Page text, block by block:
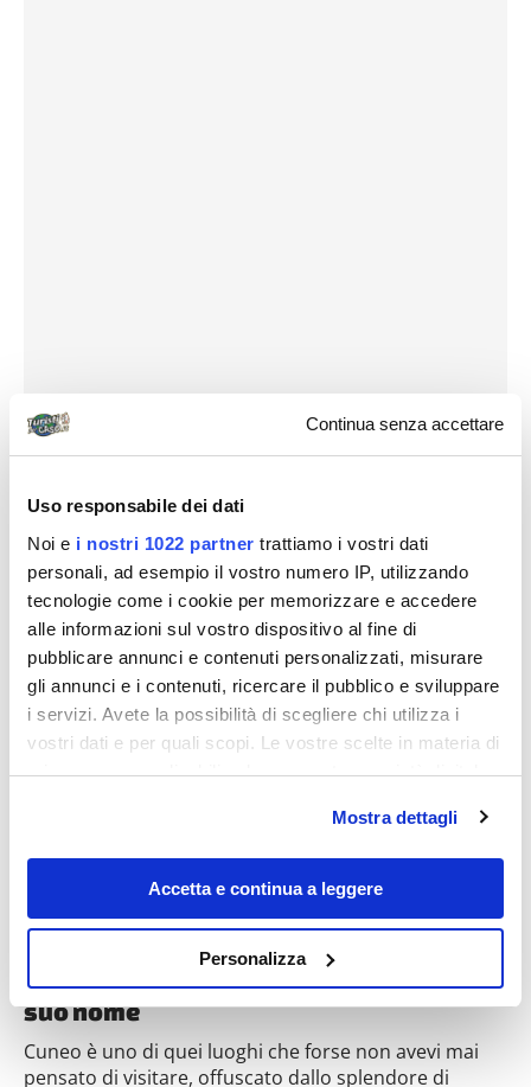
Continua senza accettare
Uso responsabile dei dati
Noi e i nostri 1022 partner trattiamo i vostri dati
personali, ad esempio il vostro numero IP, utilizzando
tecnologie come i cookie per memorizzare e accedere
alle informazioni sul vostro dispositivo al fine di
pubblicare annunci e contenuti personalizzati, misurare
gli annunci e i contenuti, ricercare il pubblico e sviluppare
i servizi. Avete la possibilità di scegliere chi utilizza i
vostri dati e per quali scopi. Le vostre scelte in materia di
privacy sono applicabili solo su questa proprietà digitale
modificare o revocare il proprio consenso in qualsiasi
momento dalla Dichiarazione sui cookie o facendo clic
sull'icona di attivazione della privacy.
raccogliere informazioni sulla tua posizione
geografica, con un'approssimazione di qualche
Identificare il tuo dispositivo, scansionandolo
Mostra dettagli
Accetta e continua a leggere
Personalizza
Destinazioni
In Piemonte c’è l’unica città triangolare al
mondo, ed è proprio da qui che prende il
suo nome
Cuneo è uno di quei luoghi che forse non avevi mai
pensato di visitare, offuscato dallo splendore di